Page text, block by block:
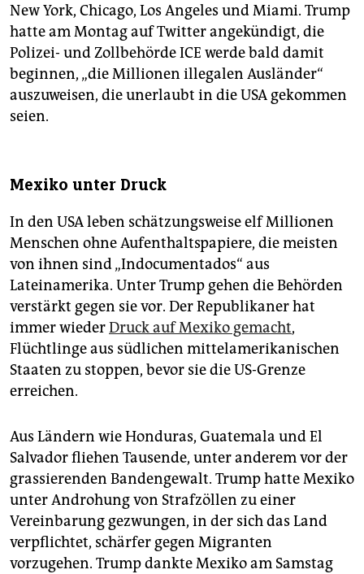
New York, Chicago, Los Angeles und Miami. Trump
hatte am Montag auf Twitter angekündigt, die
Polizei- und Zollbehörde ICE werde bald damit
beginnen, „die Millionen illegalen Ausländer“
auszuweisen, die unerlaubt in die USA gekommen
seien.
Mexiko unter Druck
In den USA leben schätzungsweise elf Millionen
Menschen ohne Aufenthaltspapiere, die meisten
von ihnen sind „Indocumentados“ aus
Lateinamerika. Unter Trump gehen die Behörden
verstärkt gegen sie vor. Der Republikaner hat
immer wiederDruck auf Mexiko gemacht,
Flüchtlinge aus südlichen mittelamerikanischen
Staaten zu stoppen, bevor sie die US-Grenze
erreichen.
Aus Ländern wie Honduras, Guatemala und El
Salvador fliehen Tausende, unter anderem vor der
grassierenden Bandengewalt. Trump hatte Mexiko
unter Androhung von Strafzöllen zu einer
Vereinbarung gezwungen, in der sich das Land
verpflichtet, schärfer gegen Migranten
vorzugehen. Trump dankte Mexiko am Samstag